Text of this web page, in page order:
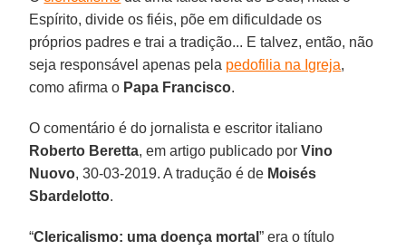
Espírito, divide os fiéis, põe em dificuldade os
próprios padres e trai a tradição... E talvez, então, não
seja responsável apenas pela pedofilia na Igreja,
como afirma o Papa Francisco.
O comentário é do jornalista e escritor italiano
Roberto Beretta, em artigo publicado porVino
Nuovo, 30-03-2019. A tradução é de Moisés
Sbardelotto.
“Clericalismo: uma doença mortal” era o título